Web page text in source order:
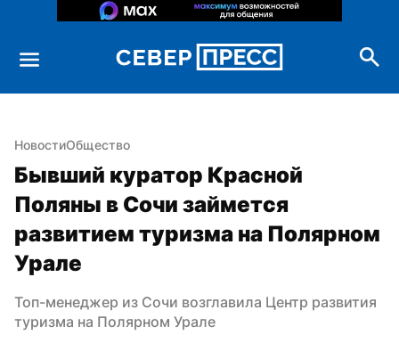
НовостиОбщество
Бывший куратор Красной
Поляны в Сочи займется
развитием туризма на Полярном
Урале
Топ-менеджер из Сочи возглавила Центр развития
туризма на Полярном Урале